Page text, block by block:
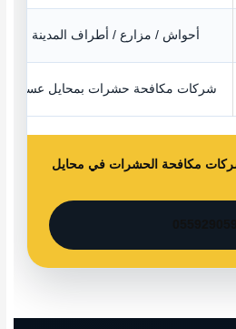
أحواش / مزارع / أطراف المدينة
شركات مكافحة حشرات بمحايل عسير
مكافحة الحشرات في محايل